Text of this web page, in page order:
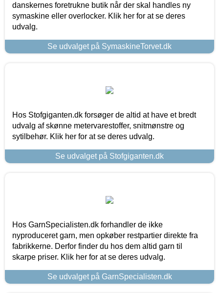
danskernes foretrukne butik når der skal handles ny
symaskine eller overlocker. Klik her for at se deres
udvalg.
Se udvalget på SymaskineTorvet.dk
Hos Stofgiganten.dk forsøger de altid at have et bredt
udvalg af skønne metervarestoffer, snitmønstre og
sytilbehør. Klik her for at se deres udvalg.
Se udvalget på Stofgiganten.dk
Hos GarnSpecialisten.dk forhandler de ikke
nyproduceret garn, men opkøber restpartier direkte fra
fabrikkerne. Derfor finder du hos dem altid garn til
skarpe priser. Klik her for at se deres udvalg.
Se udvalget på GarnSpecialisten.dk